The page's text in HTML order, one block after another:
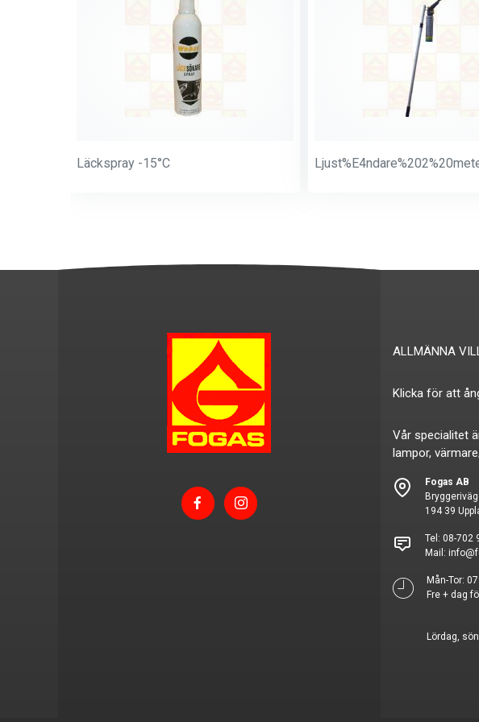
Läckspray -15°C
ALLMÄNNA
Klicka för att
Vår specialitet
lampor,
Fogas AB
194 39
Tel: 08-702
Mail:
Mån-Tor:
Fre + dag
Lördag,